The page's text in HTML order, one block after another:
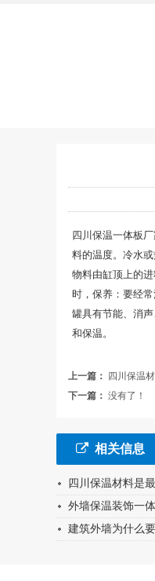
四川保温一体板
料的温度。冷水
物料由缸顶上的
时，保养：要经
罐具有节能、消
和保温。
上一篇：
四川保温
下一篇： 没有了！
相关信息
四川保温材料是
外墙保温装饰一
建筑外墙为什么